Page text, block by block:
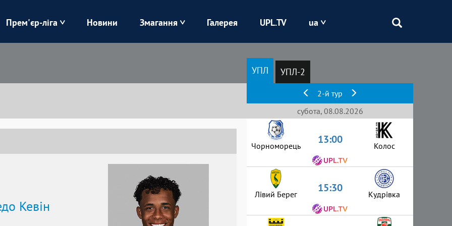
Колос Кривбас
Оболонь
Прем'єр-ліга Новини Змагання Галерея UPL.TV ua
Кевін
УПЛ УПЛ-2
2-й тур
субота, 08.08.2026
Чорноморець 13:00 Колос
Лівий Берег 15:30 Кудрівка